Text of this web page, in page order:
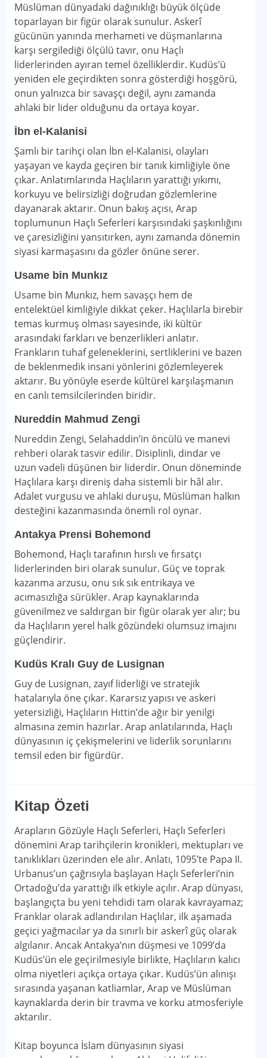
Müslüman dünyadaki dağınıklığı büyük ölçüde
toparlayan bir figür olarak sunulur. Askerî
gücünün yanında merhameti ve düşmanlarına
karşı sergilediği ölçülü tavır, onu Haçlı
liderlerinden ayıran temel özelliklerdir. Kudüs’ü
yeniden ele geçirdikten sonra gösterdiği hoşgörü,
onun yalnızca bir savaşçı değil, aynı zamanda
ahlaki bir lider olduğunu da ortaya koyar.
İbn el-Kalanisi
Şamlı bir tarihçi olan İbn el-Kalanisi, olayları
yaşayan ve kayda geçiren bir tanık kimliğiyle öne
çıkar. Anlatımlarında Haçlıların yarattığı yıkımı,
korkuyu ve belirsizliği doğrudan gözlemlerine
dayanarak aktarır. Onun bakış açısı, Arap
toplumunun Haçlı Seferleri karşısındaki şaşkınlığını
ve çaresizliğini yansıtırken, aynı zamanda dönemin
siyasi karmaşasını da gözler önüne serer.
Usame bin Munkız
Usame bin Munkız, hem savaşçı hem de
entelektüel kimliğiyle dikkat çeker. Haçlılarla birebir
temas kurmuş olması sayesinde, iki kültür
arasındaki farkları ve benzerlikleri anlatır.
Frankların tuhaf geleneklerini, sertliklerini ve bazen
de beklenmedik insani yönlerini gözlemleyerek
aktarır. Bu yönüyle eserde kültürel karşılaşmanın
en canlı temsilcilerinden biridir.
Nureddin Mahmud Zengi
Nureddin Zengi, Selahaddin’in öncülü ve manevi
rehberi olarak tasvir edilir. Disiplinli, dindar ve
uzun vadeli düşünen bir liderdir. Onun döneminde
Haçlılara karşı direniş daha sistemli bir hâl alır.
Adalet vurgusu ve ahlaki duruşu, Müslüman halkın
desteğini kazanmasında önemli rol oynar.
Antakya Prensi Bohemond
Bohemond, Haçlı tarafının hırslı ve fırsatçı
liderlerinden biri olarak sunulur. Güç ve toprak
kazanma arzusu, onu sık sık entrikaya ve
acımasızlığa sürükler. Arap kaynaklarında
güvenilmez ve saldırgan bir figür olarak yer alır; bu
da Haçlıların yerel halk gözündeki olumsuz imajını
güçlendirir.
Kudüs Kralı Guy de Lusignan
Guy de Lusignan, zayıf liderliği ve stratejik
hatalarıyla öne çıkar. Kararsız yapısı ve askeri
yetersizliği, Haçlıların Hıttin’de ağır bir yenilgi
almasına zemin hazırlar. Arap anlatılarında, Haçlı
dünyasının iç çekişmelerini ve liderlik sorunlarını
temsil eden bir figürdür.
Kitap Özeti
Arapların Gözüyle Haçlı Seferleri, Haçlı Seferleri
dönemini Arap tarihçilerin kronikleri, mektupları ve
tanıklıkları üzerinden ele alır. Anlatı, 1095’te Papa II.
Urbanus’un çağrısıyla başlayan Haçlı Seferleri’nin
Ortadoğu’da yarattığı ilk etkiyle açılır. Arap dünyası,
başlangıçta bu yeni tehdidi tam olarak kavrayamaz;
Franklar olarak adlandırılan Haçlılar, ilk aşamada
geçici yağmacılar ya da sınırlı bir askerî güç olarak
algılanır. Ancak Antakya’nın düşmesi ve 1099’da
Kudüs’ün ele geçirilmesiyle birlikte, Haçlıların kalıcı
olma niyetleri açıkça ortaya çıkar. Kudüs’ün alınışı
sırasında yaşanan katliamlar, Arap ve Müslüman
kaynaklarda derin bir travma ve korku atmosferiyle
aktarılır.
Kitap boyunca İslam dünyasının siyasi